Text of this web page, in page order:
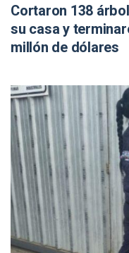
Cortaron 138
su casa y
millón de dólares